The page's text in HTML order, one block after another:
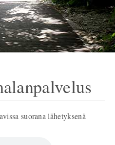
suorana lähetyksenä